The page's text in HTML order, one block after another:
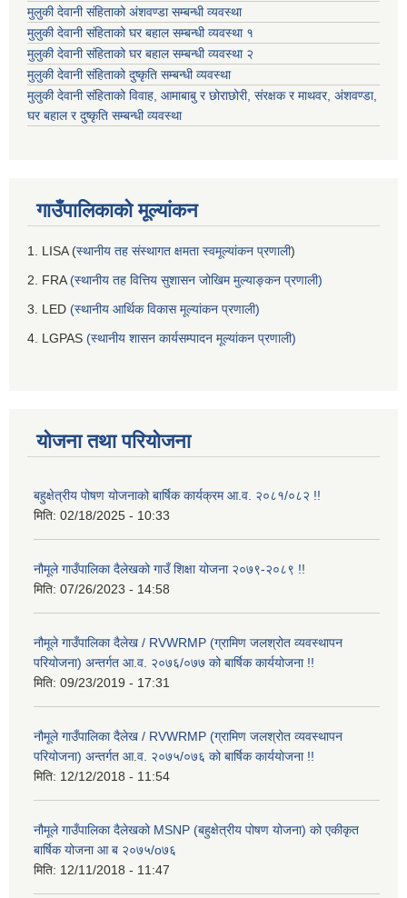
मुलुकी देवानी संहिताको अंशवण्डा सम्बन्धी व्यवस्था
मुलुकी देवानी संहिताको घर बहाल सम्बन्धी व्यवस्था १
मुलुकी देवानी संहिताको घर बहाल सम्बन्धी व्यवस्था २
मुलुकी देवानी संहिताको दुष्कृति सम्बन्धी व्यवस्था
मुलुकी देवानी संहिताको विवाह, आमाबाबु र छोराछोरी, संरक्षक र माथवर, अंशवण्डा,
घर बहाल र दुष्कृति सम्बन्धी व्यवस्था
गाउँपालिकाको मूल्यांकन
1. LISA (स्थानीय तह संस्थागत क्षमता स्वमूल्यांकन प्रणाली)
2. FRA(स्थानीय तह वित्तिय सुशासन जोखिम मुल्याङ्कन प्रणाली)
3. LED (स्थानीय आर्थिक विकास मूल्यांकन प्रणाली)
4. LGPAS (स्थानीय शासन कार्यसम्पादन मूल्यांकन प्रणाली)
योजना तथा परियोजना
बहुक्षेत्रीय पोषण योजनाको बार्षिक कार्यक्रम आ.व. २०८१/०८२ !!
मिति: 02/18/2025 - 10:33
नौमूले गाउँपालिका दैलेखको गाउँ शिक्षा योजना २०७९-२०८९ !!
मिति: 07/26/2023 - 14:58
नौमूले गाउँपालिका दैलेख / RVWRMP (ग्रामिण जलश्रोत व्यवस्थापन
परियोजना) अन्तर्गत आ.व. २०७६/०७७ को बार्षिक कार्ययोजना !!
मिति: 09/23/2019 - 17:31
नौमूले गाउँपालिका दैलेख / RVWRMP (ग्रामिण जलश्रोत व्यवस्थापन
परियोजना) अन्तर्गत आ.व. २०७५/०७६ को बार्षिक कार्ययोजना !!
मिति: 12/12/2018 - 11:54
नौमूले गाउँपालिका दैलेखको MSNP (बहुक्षेत्रीय पोषण योजना) को एकीकृत
बार्षिक योजना आ ब २०७५/o७६
मिति: 12/11/2018 - 11:47